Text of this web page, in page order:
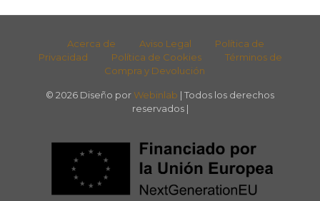
Acerca de Aviso Legal
Política de
Privacidad
Política de Cookies
Términos de
Compra y Devolución
© 2026 Diseño por Webinlab | Todos los derechos
reservados |